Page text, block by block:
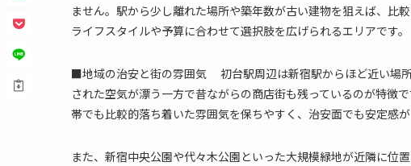
ません。駅から少し離れた場所や築年数が古い建物を狙えば、比
ライフスタイルや予算に合わせて選択肢を広げられるエリアです。
■地域の治安と街の雰囲気 初台駅周辺は新宿駅からほど近い場
された空気が漂う一方で昔ながらの商店街も残っているのが特徴
帯でも比較的落ち着いた雰囲気を保ちやすく、治安面でも安定感
また、新宿中央公園や代々木公園といった大規模緑地が近隣に位